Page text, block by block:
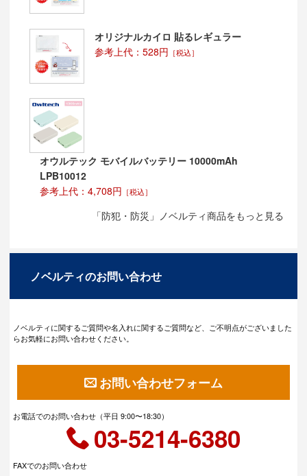
オリジナルカイロ 貼るレギュラー
参考上代：528円 ［税込］
オウルテック モバイルバッテリー 10000mAh
LPB10012
参考上代：4,708円 ［税込］
「防犯・防災」ノベルティ商品をもっと見る
ノベルティのお問い合わせ
ノベルティに関するご質問や名入れに関するご質問など、ご不明点がございました
らお気軽にお問い合わせください。
お問い合わせフォーム
お電話でのお問い合わせ（平日 9:00〜18:30）
03-5214-6380
FAXでのお問い合わせ